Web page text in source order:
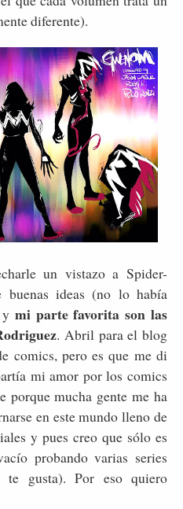
diferente).
un vistazo a Spider-
buenas ideas (no lo había
mi parte favorita son las
. Abril para el blog
comics, pero es que me di
mi amor por los comics
porque mucha gente me ha
en este mundo lleno de
y pues creo que sólo es
probando varias series
te gusta). Por eso quiero